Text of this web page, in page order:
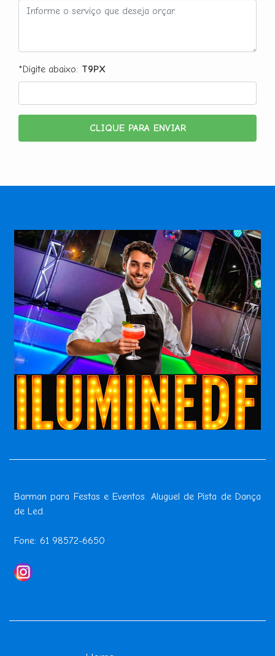
*Digite abaixo: T9PX
CLIQUE PARA ENVIAR
Barman para Festas e Eventos. Aluguel de Pista de Dança
de Led.
Fone: 61 98572-6650